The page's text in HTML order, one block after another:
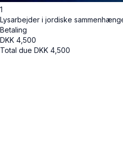
1
Lysarbejder i jordiske
Betaling
DKK 4,500
Total due DKK 4,500